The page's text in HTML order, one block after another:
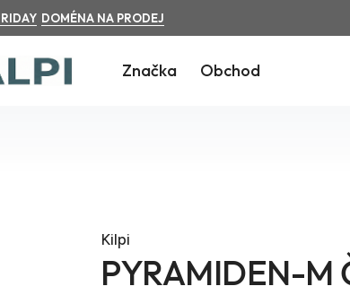
DOMÉNA NA PRODEJ
Značka Obchod
Kilpi
PYRAMIDEN-M